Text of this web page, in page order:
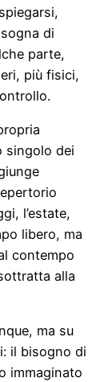
di
parte,
più fisici,
singolo dei
l’estate,
libero, ma
contempo
alla
ma su
il bisogno di
immaginato